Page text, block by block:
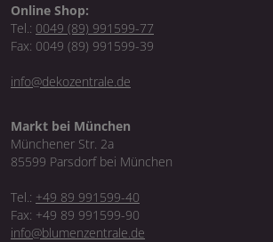
Online Shop:
Tel.: 0049 (89) 991599-77
Fax: 0049 (89) 991599-39
info@dekozentrale.de
Markt bei München
Münchener Str. 2a
85599 Parsdorf bei München
Tel.: +49 89 991599-40
Fax: +49 89 991599-90
info@blumenzentrale.de